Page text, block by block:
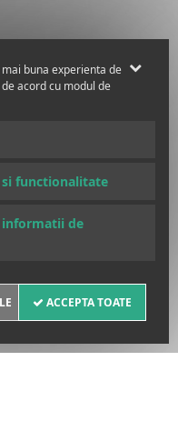
buna experienta de
acord cu modul de
functionalitate
de
ACCEPTA TOATE